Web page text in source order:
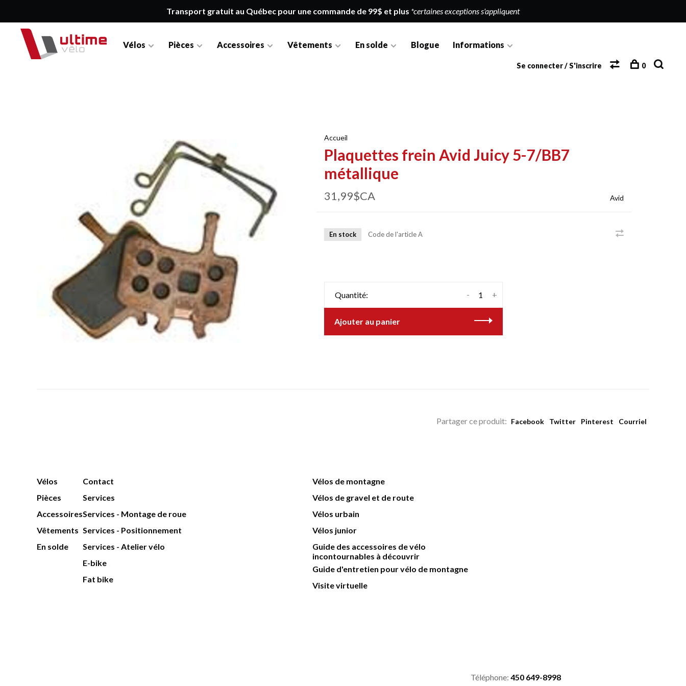
Transport gratuit au Québec pour une commande de 99$ et plus *certaines exceptions s'appliquent
Vélos Pièces Accessoires Vêtements En solde Blogue Informations
Se connecter / S'inscrire 0
Accueil
Plaquettes frein Avid Juicy 5-7/BB7
métallique
31,99$CA Avid
En stock Code de l'articleA
Quantité: +
-
Ajouter au panier
Partager ce produit: Facebook Twitter Pinterest Courriel
Vélos
Pièces
Accessoires
Vêtements
En solde
Contact
Services
Services - Montage de roue
Services - Positionnement
Services - Atelier vélo
E-bike
Fat bike
Vélos de montagne
Vélos de gravel et de route
Vélos urbain
Vélos junior
Guide des accessoires de vélo
incontournables à découvrir
Guide d'entretien pour vélo de montagne
Visite virtuelle
Téléphone: 450 649-8998